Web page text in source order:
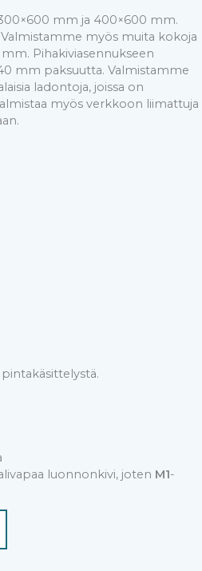
mm ja 400×600 mm.
myös muita kokoja
Pihakiviasennukseen
mm paksuutta. Valmistamme
ladontoja, joissa on
myös verkkoon liimattuja
luonnonkivi, joten M1-